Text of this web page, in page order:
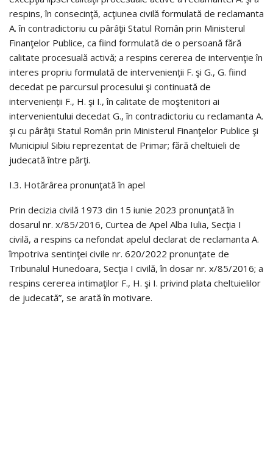
respins, în consecinţă, acţiunea civilă formulată de reclamanta
A. în contradictoriu cu pârâţii Statul Român prin Ministerul
Finanţelor Publice, ca fiind formulată de o persoană fără
calitate procesuală activă; a respins cererea de intervenţie în
interes propriu formulată de intervenienții F. şi G., G. fiind
decedat pe parcursul procesului şi continuată de
intervenienții F., H. şi I., în calitate de moştenitori ai
intervenientului decedat G., în contradictoriu cu reclamanta A.
şi cu pârâţii Statul Român prin Ministerul Finanţelor Publice şi
Municipiul Sibiu reprezentat de Primar; fără cheltuieli de
judecată între părţi.
I.3. Hotărârea pronunţată în apel
Prin decizia civilă 1973 din 15 iunie 2023 pronunţată în
dosarul nr. x/85/2016, Curtea de Apel Alba Iulia, Secţia I
civilă, a respins ca nefondat apelul declarat de reclamanta A.
împotriva sentinţei civile nr. 620/2022 pronunţate de
Tribunalul Hunedoara, Secţia I civilă, în dosar nr. x/85/2016; a
respins cererea intimaţilor F., H. şi I. privind plata cheltuielilor
de judecată”, se arată în motivare.